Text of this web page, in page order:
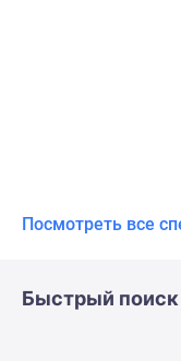
Посмотреть все
Быстрый поиск